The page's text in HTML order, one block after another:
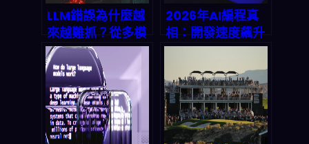
LLM錯誤為什麼越
來越難抓？從多模
型協作到人類審
核：2026年可落
地的檢測與修正路
線圖
2026年AI編程真
相：開發速度飆升
30%-50%背後的
DevOps黑洞與企
業生存指南